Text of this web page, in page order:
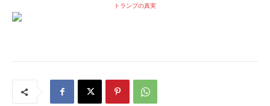
トランプの真実